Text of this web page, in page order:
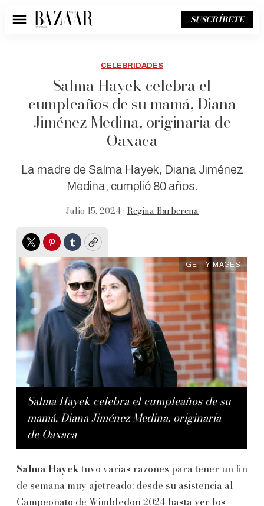
Menú SUSCRÍBETE
CELEBRIDADES
Salma Hayek celebra el
cumpleaños de su mamá, Diana
Jiménez Medina, originaria de
Oaxaca
La madre de Salma Hayek, Diana Jiménez
Medina, cumplió 80 años.
Julio 15, 2024 • Regina Barberena
TwitterPinterest
TumblrCopy
Salma Hayek celebra el cumpleaños de su
mamá, Diana Jiménez Medina, originaria
de Oaxaca
GETTY IMAGES
Salma Hayek tuvo varias razones para tener un fin
de semana muy ajetreado: desde su asistencia al
Campeonato de Wimbledon 2024 hasta ver los